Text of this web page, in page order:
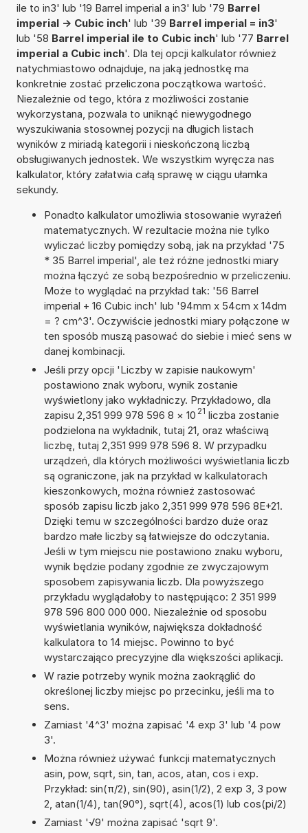
ile to in3' lub '19 Barrel imperial a in3' lub '79 Barrel
imperial -> Cubic inch' lub '39 Barrel imperial = in3'
lub '58 Barrel imperial ile to Cubic inch' lub '77 Barrel
imperial a Cubic inch'. Dla tej opcji kalkulator również
natychmiastowo odnajduje, na jaką jednostkę ma
konkretnie zostać przeliczona początkowa wartość.
Niezależnie od tego, która z możliwości zostanie
wykorzystana, pozwala to uniknąć niewygodnego
wyszukiwania stosownej pozycji na długich listach
wyników z miriadą kategorii i nieskończoną liczbą
obsługiwanych jednostek. We wszystkim wyręcza nas
kalkulator, który załatwia całą sprawę w ciągu ułamka
sekundy.
Ponadto kalkulator umożliwia stosowanie wyrażeń
matematycznych. W rezultacie można nie tylko
wyliczać liczby pomiędzy sobą, jak na przykład '75
* 35 Barrel imperial', ale też różne jednostki miary
można łączyć ze sobą bezpośrednio w przeliczeniu.
Może to wyglądać na przykład tak: '56 Barrel
imperial + 16 Cubic inch' lub '94mm x 54cm x 14dm
= ? cm^3'. Oczywiście jednostki miary połączone w
ten sposób muszą pasować do siebie i mieć sens w
danej kombinacji.
Jeśli przy opcji 'Liczby w zapisie naukowym'
postawiono znak wyboru, wynik zostanie
wyświetlony jako wykładniczy. Przykładowo, dla
zapisu 2,351 999 978 596 8 × 10 21 liczba zostanie
podzielona na wykładnik, tutaj 21, oraz właściwą
liczbę, tutaj 2,351 999 978 596 8. W przypadku
urządzeń, dla których możliwości wyświetlania liczb
są ograniczone, jak na przykład w kalkulatorach
kieszonkowych, można również zastosować
sposób zapisu liczb jako 2,351 999 978 596 8E+21.
Dzięki temu w szczególności bardzo duże oraz
bardzo małe liczby są łatwiejsze do odczytania.
Jeśli w tym miejscu nie postawiono znaku wyboru,
wynik będzie podany zgodnie ze zwyczajowym
sposobem zapisywania liczb. Dla powyższego
przykładu wyglądałoby to następująco: 2 351 999
978 596 800 000 000. Niezależnie od sposobu
wyświetlania wyników, największa dokładność
kalkulatora to 14 miejsc. Powinno to być
wystarczająco precyzyjne dla większości aplikacji.
W razie potrzeby wynik można zaokrąglić do
określonej liczby miejsc po przecinku, jeśli ma to
sens.
Zamiast '4^3' można zapisać '4 exp 3' lub '4 pow
3'.
Można również używać funkcji matematycznych
asin, pow, sqrt, sin, tan, acos, atan, cos i exp.
Przykład: sin(π/2), sin(90), asin(1/2), 2 exp 3, 3 pow
2, atan(1/4), tan(90°), sqrt(4), acos(1) lub cos(pi/2)
Zamiast '√9' można zapisać 'sqrt 9'.